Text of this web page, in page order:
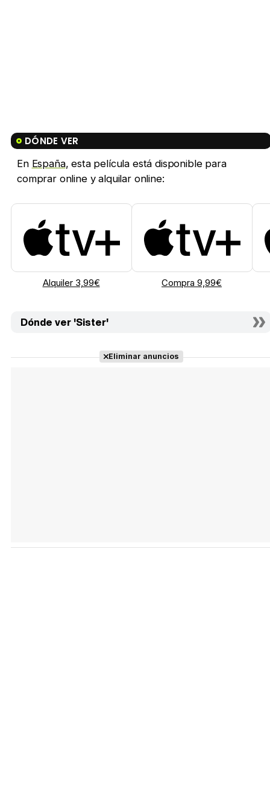
DÓNDE VER
En España, esta película está disponible para
comprar online y alquilar online:
Alquiler 3,99€ Compra 9,99€
Dónde ver 'Sister'
Eliminar anuncios